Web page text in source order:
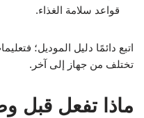
قواعد سلامة الغذاء.
اتبع دائمًا دليل الموديل؛
تختلف من جهاز إلى آخر.
ماذا تفعل قبل